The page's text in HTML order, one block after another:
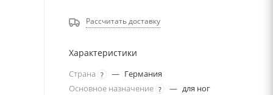
Рассчитать доставку
Характеристики
Страна ? — Германия
Основное назначение ? — для ног